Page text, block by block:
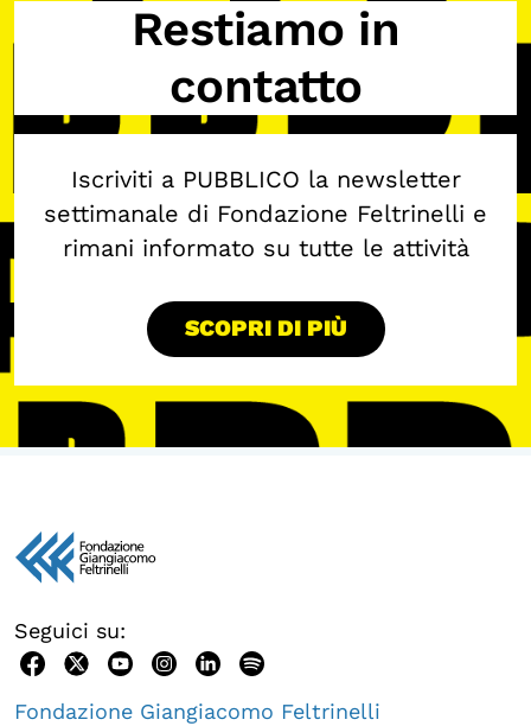
I CONTENUTI
Osservatori di ricerca
Progetti Nazionali
Pubblicazioni
Storie di Resistenza, ottant’anni dopo
Elezioni dal mondo
OLTRE LA SCUOLA
Programmi per le scuole
Under25
Classici del Pensiero Politico
Master e Executive Program
Restiamo in
contatto
Iscriviti a PUBBLICO la newsletter
settimanale di Fondazione Feltrinelli e
rimani informato su tutte le attività
SCOPRI DI PIÙ
Seguici su:
Fondazione Giangiacomo Feltrinelli